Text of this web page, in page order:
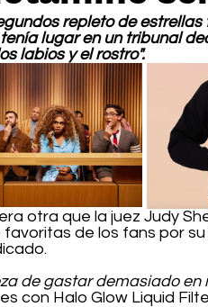
repleto de estrellas
tenía lugar en un tribunal
labios y el rostro".
otra que la juez Judy
de los fans por
de gastar demasiado
con Halo Glow Liquid